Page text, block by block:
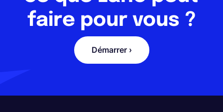
faire pour vous ?
Démarrer ›